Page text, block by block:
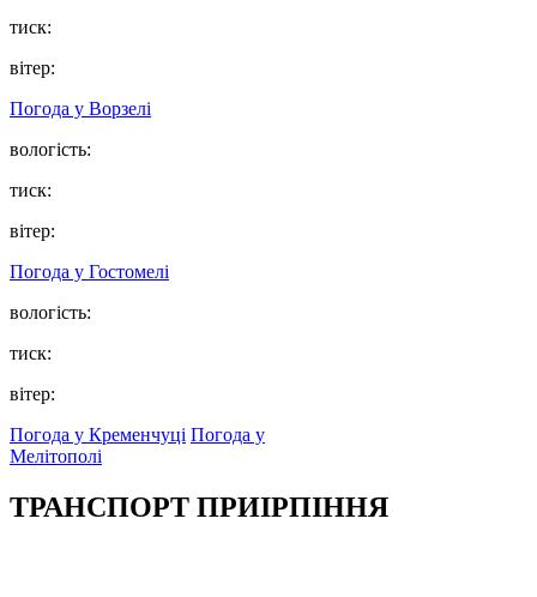
тиск:
вітер:
Погода у Ворзелі
вологість:
тиск:
вітер:
Погода у Гостомелі
вологість:
тиск:
вітер:
Погода у Кременчуці Погода у
Мелітополі
ТРАНСПОРТ ПРИІРПІННЯ